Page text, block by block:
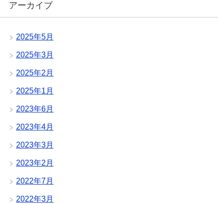
アーカイブ
2025年5月
2025年3月
2025年2月
2025年1月
2023年6月
2023年4月
2023年3月
2023年2月
2022年7月
2022年3月